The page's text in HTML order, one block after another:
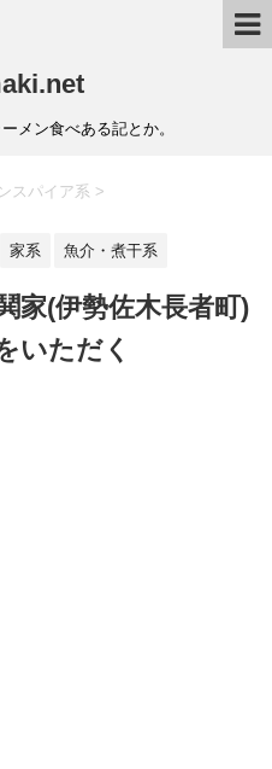
メン食べある記とか。
スパイア系 >
家系 魚介・煮干系
家(伊勢佐木長者町)
いただく